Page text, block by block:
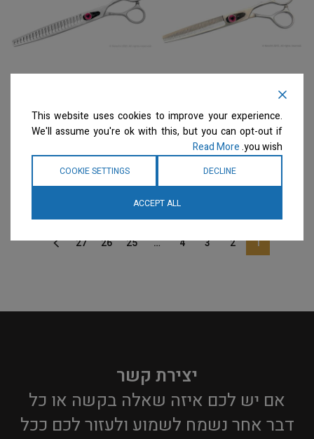
46 שיניים "Love™ | 46-
tooth Thinner – 7.0
מספריים
המחיר ייחשף רק לבעלי
מספרות רשומיםצרו קשר
22 שיניים "Love™ | 22-
tooth Blender – 8.0
המחיר ייחשף רק לבעלי
מספרות רשומיםצרו קשר
1
2
3
4
…
25
26
27
יצירת קשר
אם יש לכם איזה שאלה בקשה או כל
דבר אחר נשמח לשמוע ולעזור לכם ככל
This website uses cookies to improve your experience.
We'll assume you're ok with this, but you can opt-out if
you wish.
Read More
DECLINE
COOKIE SETTINGS
ACCEPT ALL